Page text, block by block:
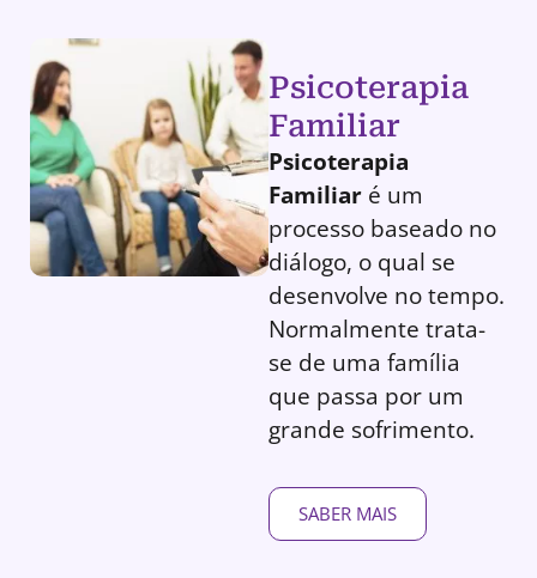
Psicoterapia
Familiar
Psicoterapia
Familiar é um
processo baseado no
diálogo, o qual se
desenvolve no tempo.
Normalmente trata-
se de uma família
que passa por um
grande sofrimento.
SABER MAIS